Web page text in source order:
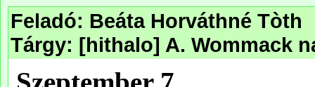
Feladó: Beáta Horváthné Tòth
Tárgy: [hithalo] A. Wommack